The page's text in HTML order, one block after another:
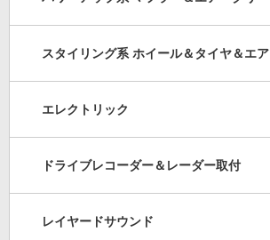
スタイリング系 ホイール＆タイヤ＆エ
エレクトリック
ドライブレコーダー＆レーダー取付
レイヤードサウンド